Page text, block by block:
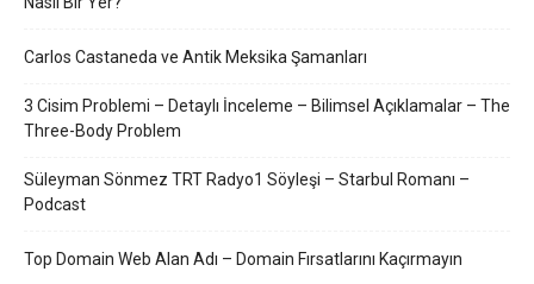
Carlos Castaneda ve Antik Meksika Şamanları
3 Cisim Problemi – Detaylı İnceleme – Bilimsel Açıklamalar – The
Three-Body Problem
Süleyman Sönmez TRT Radyo1 Söyleşi – Starbul Romanı –
Podcast
Top Domain Web Alan Adı – Domain Fırsatlarını Kaçırmayın